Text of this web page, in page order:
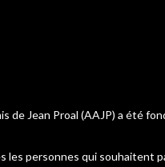
de Jean Proal (AAJP) a été
les personnes qui souhaitent